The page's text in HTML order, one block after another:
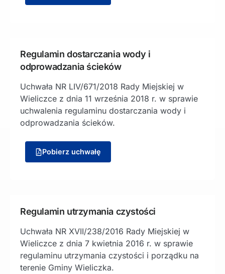
Regulamin dostarczania wody i
odprowadzania ścieków
Uchwała NR LIV/671/2018 Rady Miejskiej w
Wieliczce z dnia 11 września 2018 r. w sprawie
uchwalenia regulaminu dostarczania wody i
odprowadzania ścieków.
Pobierz uchwałę
Regulamin utrzymania czystości
Uchwała NR XVII/238/2016 Rady Miejskiej w
Wieliczce z dnia 7 kwietnia 2016 r. w sprawie
regulaminu utrzymania czystości i porządku na
terenie Gminy Wieliczka.